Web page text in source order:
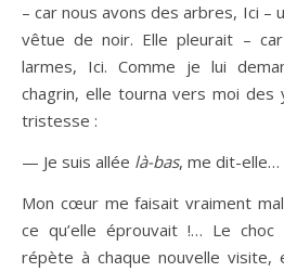
– car nous avons des arbres, Ici –
vêtue de noir. Elle pleurait –
larmes, Ici. Comme je lui
chagrin, elle tourna vers moi des
tristesse :
— Je suis allée là-bas, me dit-elle…
Mon cœur me faisait vraiment
ce qu’elle éprouvait !… Le
répète à chaque nouvelle visite,